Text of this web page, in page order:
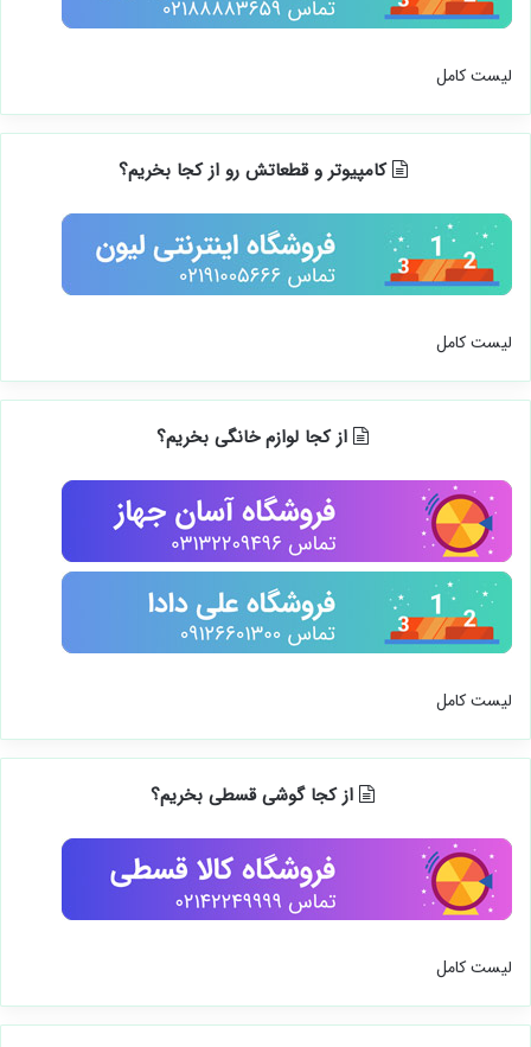
لیست کامل
کامپیوتر و قطعاتش رو از کجا بخریم؟
لیست کامل
از کجا لوازم خانگی بخریم؟
لیست کامل
از کجا گوشی قسطی بخریم؟
لیست کامل